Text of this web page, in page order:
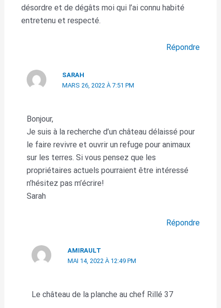
désordre et de dégâts moi qui l’ai connu habité
entretenu et respecté.
Répondre
SARAH
MARS 26, 2022 À 7:51 PM
Bonjour,
Je suis à la recherche d’un château délaissé pour
le faire revivre et ouvrir un refuge pour animaux
sur les terres. Si vous pensez que les
propriétaires actuels pourraient être intéressé
n’hésitez pas m’écrire!
Sarah
Répondre
AMIRAULT
MAI 14, 2022 À 12:49 PM
Le château de la planche au chef Rillé 37